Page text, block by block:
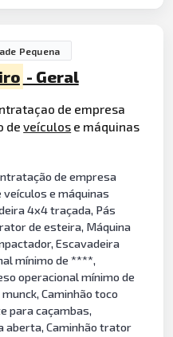
Pequena
- Geral
de empresa
deveículos e máquinas
de empresa
veículos e máquinas
4x4 traçada, Pás
de esteira, Máquina
Escavadeira
mínimo de ****,
operacional mínimo de
Caminhão toco
para caçambas,
aberta, Caminhão trator